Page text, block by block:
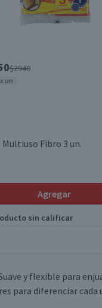
$2940
un
Multiuso Fibro 3 un.
Agregar
sin calificar
y flexible para
para diferenciar cada